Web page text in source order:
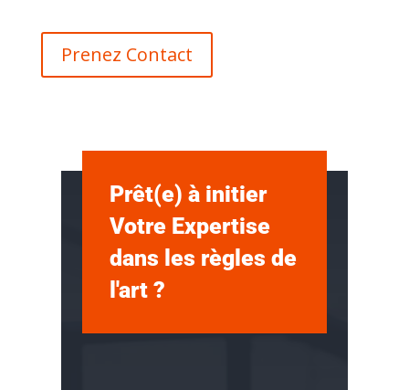
Prenez Contact
Prêt(e) à initier
Votre Expertise
dans les règles de
l'art ?